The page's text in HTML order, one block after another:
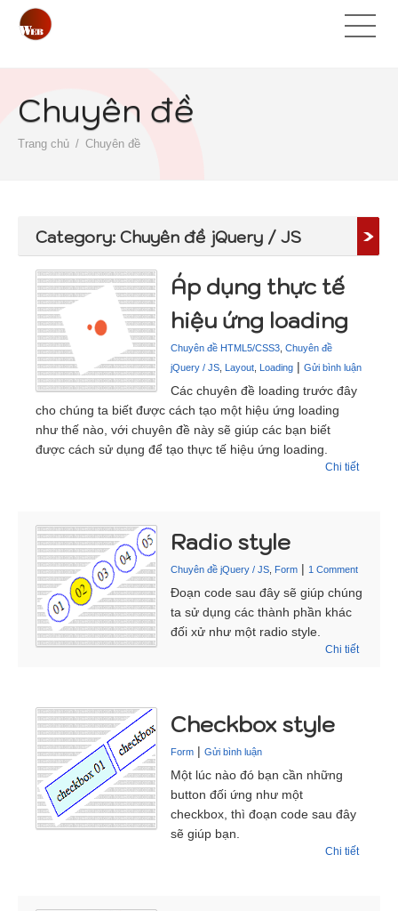
Chuyên đề
Trang chủ Chuyên đề
Category: Chuyên đề jQuery / JS
Áp dụng thực tế
hiệu ứng loading
Chuyên đề HTML5/CSS3 Chuyên đề
jQuery / JS Layout Loading | Gửi bình luận
Các chuyên đề loading trước đây
cho chúng ta biết được cách tạo một hiệu ứng loading
như thế nào, với chuyên đề này sẽ giúp các bạn biết
được cách sử dụng để tạo thực tế hiệu ứng loading.
Chi tiết
Radio style
Chuyên đề jQuery / JS Form | 1 Comment
Đoạn code sau đây sẽ giúp chúng
ta sử dụng các thành phần khác
đối xử như một radio style.
Chi tiết
Checkbox style
Form | Gửi bình luận
Một lúc nào đó bạn cần những
button đối ứng như một
checkbox, thì đoạn code sau đây
sẽ giúp bạn.
Chi tiết